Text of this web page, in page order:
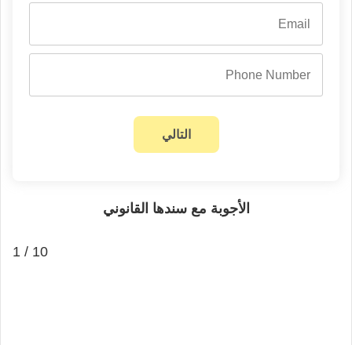
الأجوبة مع سندها القانوني
1 / 10